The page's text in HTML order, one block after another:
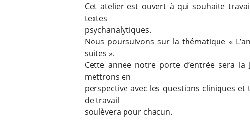
Cet atelier est ouvert à qui souhaite
textes
psychanalytiques.
Nous poursuivons sur la thématique «
suites ».
Cette année notre porte d’entrée sera la
mettrons en
perspective avec les questions cliniques
de travail
soulèvera pour chacun.